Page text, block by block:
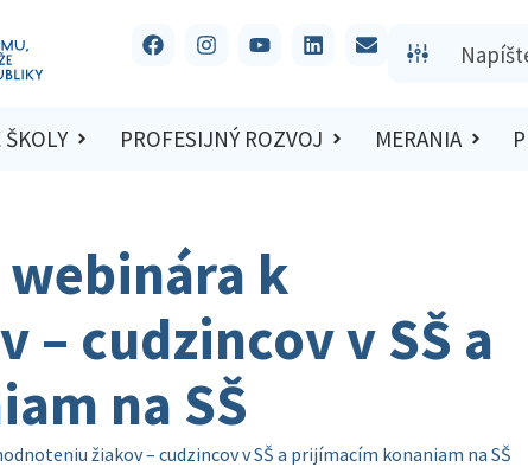
ŠKOLY PROFESIJNÝ ROZVOJ MERANIA
webinára k
cudzincov v SŠ a
na SŠ
žiakov – cudzincov v SŠ a prijímacím konaniam na SŠ